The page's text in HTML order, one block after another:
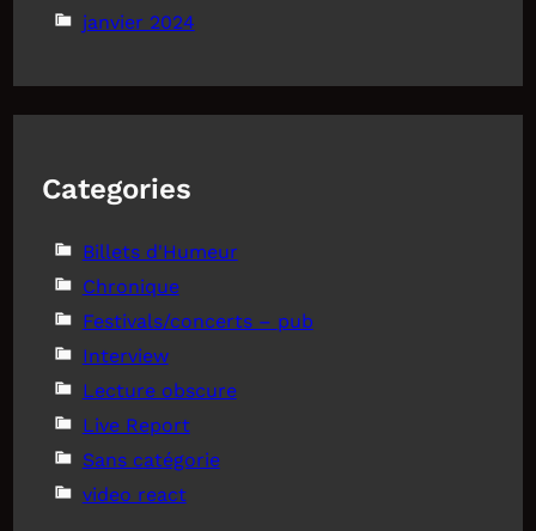
janvier 2024
Categories
Billets d'Humeur
Chronique
Festivals/concerts – pub
Interview
Lecture obscure
Live Report
Sans catégorie
video react